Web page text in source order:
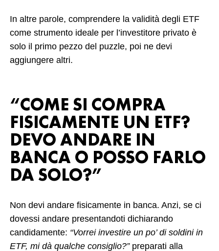
In altre parole, comprendere la validità degli ETF
come strumento ideale per l’investitore privato è
solo il primo pezzo del puzzle, poi ne devi
aggiungere altri.
“COME SI COMPRA
FISICAMENTE UN ETF?
DEVO ANDARE IN
BANCA O POSSO FARLO
DA SOLO?”
Non devi andare fisicamente in banca. Anzi, se ci
dovessi andare presentandoti dichiarando
candidamente: “Vorrei investire un po’ di soldini in
ETF, mi dà qualche consiglio?” preparati alla